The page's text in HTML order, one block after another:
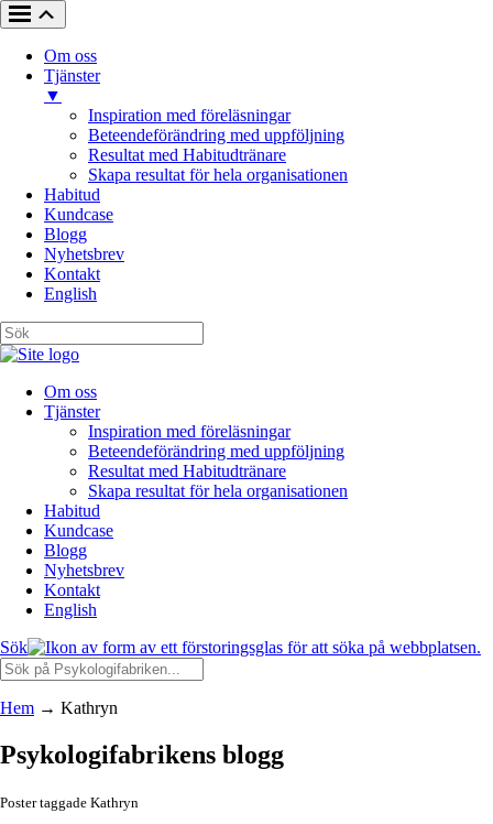
Om oss
Tjänster
▼
Inspiration med föreläsningar
Beteendeförändring med uppföljning
Resultat med Habitudtränare
Skapa resultat för hela organisationen
Habitud
Kundcase
Blogg
Nyhetsbrev
Kontakt
English
Om oss
Tjänster
Inspiration med föreläsningar
Beteendeförändring med uppföljning
Resultat med Habitudtränare
Skapa resultat för hela organisationen
Habitud
Kundcase
Blogg
Nyhetsbrev
Kontakt
English
Sök
Hem → Kathryn
Psykologifabrikens blogg
Poster taggade Kathryn